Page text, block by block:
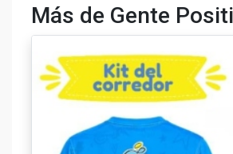
Más de Gente